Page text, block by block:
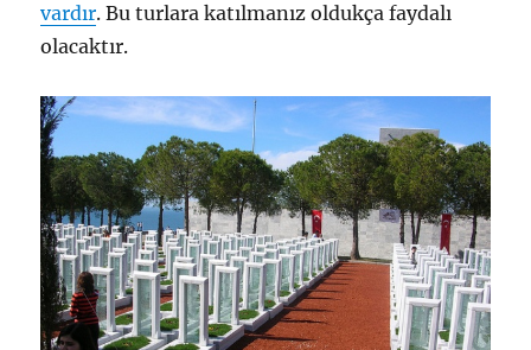
vardır. Bu turlara katılmanız oldukça faydalı
olacaktır.